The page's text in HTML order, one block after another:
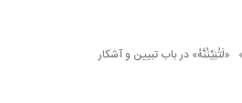
«لَتُبَيِّنُنَّهُ» در باب تبیین و آشکار